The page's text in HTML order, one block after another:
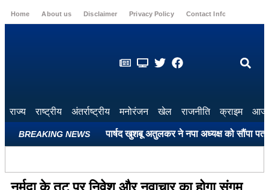
Home About us Disclaimer Privacy Policy Contact Info
राज्य राष्ट्रीय अंतर्राष्ट्रीय मनोरंजन खेल राजनीति क्राइम आज
BREAKING NEWS
की सुरधेगी सूरत: पार्षद खुशबू अतुलकर ने नपा अध्यक्ष को सौंपा पत्र